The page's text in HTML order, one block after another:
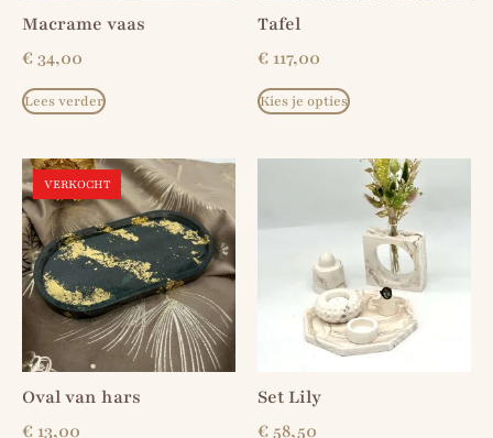
Macrame vaas
€34,00
Lees verder
Tafel
€ 117,00
Kies je opties
VERKOCHT
Oval van hars
€ 13,00
Set Lily
€58,50